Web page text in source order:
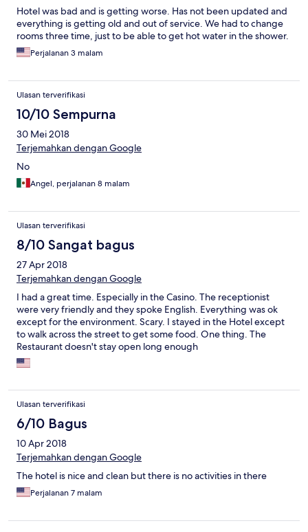
Hotel was bad and is getting worse. Has not been updated and
everything is getting old and out of service. We had to change
rooms three time, just to be able to get hot water in the shower.
Perjalanan 3 malam
Ulasan terverifikasi
10/10 Sempurna
30 Mei 2018
Terjemahkan dengan Google
No
Angel, perjalanan 8 malam
Ulasan terverifikasi
8/10 Sangat bagus
27 Apr 2018
Terjemahkan dengan Google
I had a great time. Especially in the Casino. The receptionist
were very friendly and they spoke English. Everything was ok
except for the environment. Scary. I stayed in the Hotel except
to walk across the street to get some food. One thing. The
Restaurant doesn't stay open long enough
Ulasan terverifikasi
6/10 Bagus
10 Apr 2018
Terjemahkan dengan Google
The hotel is nice and clean but there is no activities in there
Perjalanan 7 malam